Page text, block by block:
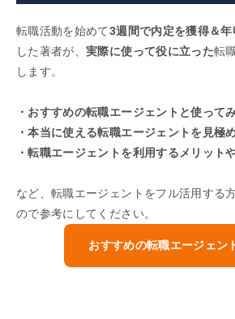
転職活動を始めて3週間で内定を獲得＆
した著者が、実際に使って役に立った転
します。
・おすすめの転職エージェントと使って
・本当に使える転職エージェントを見極
・転職エージェントを利用するメリット
など、転職エージェントをフル活用する
ので参考にしてください。
おすすめの転職エージェン